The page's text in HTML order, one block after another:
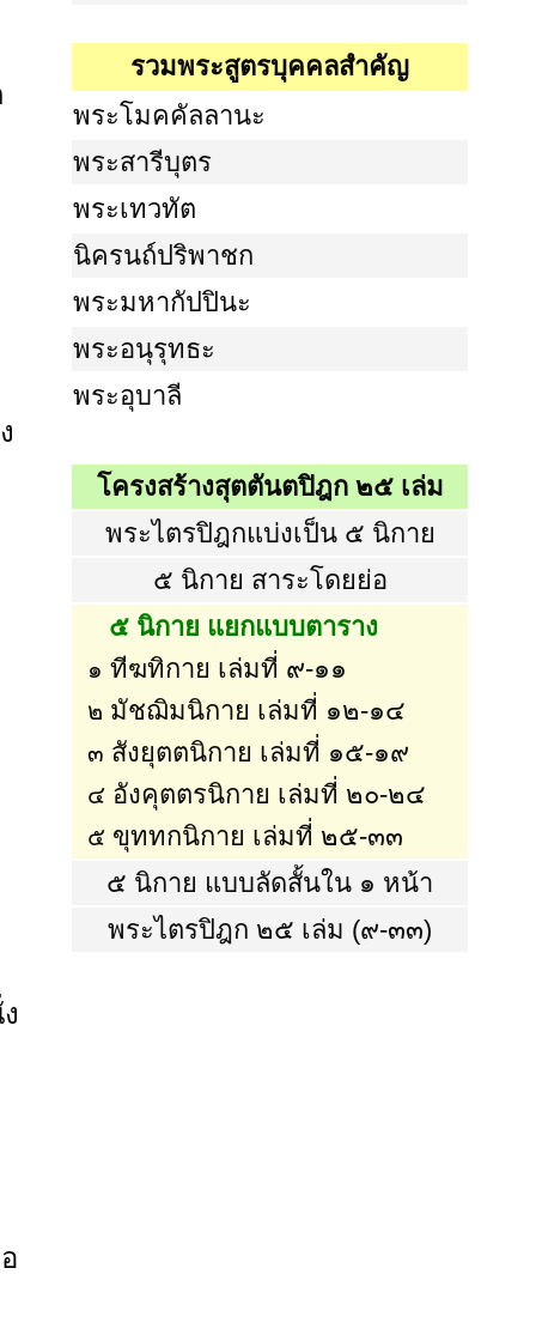
รวมพระสูตรบุคคลสำคัญ
พระโมคคัลลานะ
พระสารีบุตร
พระเทวทัต
นิครนถ์ปริพาชก
พระมหากัปปินะ
พระอนุรุทธะ
พระอุบาลี
โครงสร้างสุตตันตปิฎก ๒๕ เล่ม
พระไตรปิฎกแบ่งเป็น ๕ นิกาย
๕ นิกาย สาระโดยย่อ
๕ นิกาย แยกแบบตาราง
๑ ทีฆทิกาย เล่มที่ ๙-๑๑
๒ มัชฌิมนิกาย เล่มที่ ๑๒-๑๔
๓ สังยุตตนิกาย เล่มที่ ๑๕-๑๙
๔ อังคุตตรนิกาย เล่มที่ ๒๐-๒๔
๕ ขุททกนิกาย เล่มที่ ๒๕-๓๓
๕ นิกาย แบบลัดสั้นใน ๑ หน้า
พระไตรปิฎก ๒๕ เล่ม (๙-๓๓)